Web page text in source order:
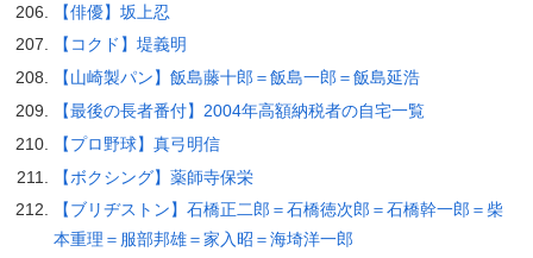
【俳優】坂上忍
【コクド】堤義明
【山崎製パン】飯島藤十郎＝飯島一郎＝飯島延浩
【最後の長者番付】2004年高額納税者の自宅一覧
【プロ野球】真弓明信
【ボクシング】薬師寺保栄
【ブリヂストン】石橋正二郎＝石橋徳次郎＝石橋幹一郎＝柴
本重理＝服部邦雄＝家入昭＝海埼洋一郎